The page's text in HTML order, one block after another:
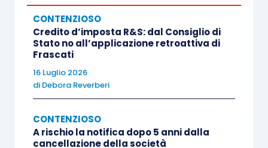
Per lo stesso motivo, vieneesclusa, invece,
l’ammissibilità dell’ ottemperanzaper le
ordinanze cautelari.
In merito alle sentenze non definitive, la Corte di
Cassazione (sentenza 13.1.2017, n. 758) ha
ribadito che le stesse sono immediatamente
esecutive, cosicché è possibile per il
CONTENZIOSO
Credito d’imposta R&S: dal Consiglio di
Stato no all’applicazione retroattiva di
Frascati
16 Luglio 2026
di Debora Reverberi
CONTENZIOSO
A rischio la notifica dopo 5 anni dalla
cancellazione della società